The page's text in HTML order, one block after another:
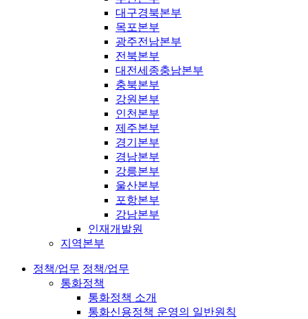
대구경북본부
목포본부
광주전남본부
전북본부
대전세종충남본부
충북본부
강원본부
인천본부
제주본부
경기본부
경남본부
강릉본부
울산본부
포항본부
강남본부
인재개발원
지역본부
정책/업무 정책/업무
통화정책
통화정책 소개
통화신용정책 운영의 일반원칙